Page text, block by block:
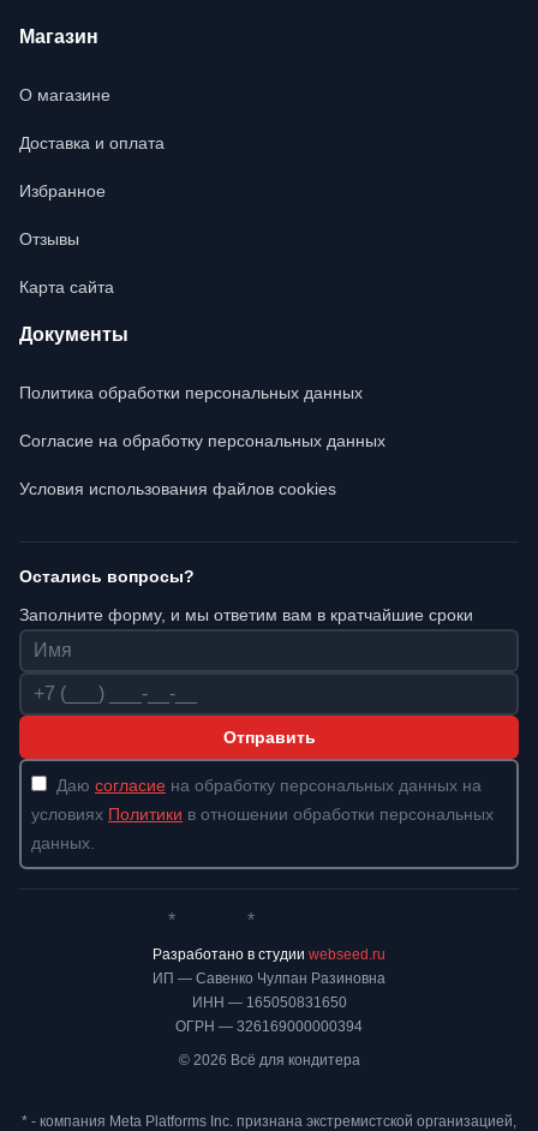
Магазин
О магазине
Доставка и оплата
Избранное
Отзывы
Карта сайта
Документы
Политика обработки персональных данных
Согласие на обработку персональных данных
Условия использования файлов cookies
Остались вопросы?
Заполните форму, и мы ответим вам в кратчайшие сроки
Имя
Телефон
Отправить
Даю согласие на обработку персональных данных на
условиях Политики в отношении обработки персональных
данных.
ИП — Савенко Чулпан Разиновна
ИНН — 165050831650
ОГРН — 326169000000394
© 2026 Всё для кондитера
* *
Разработано в студии webseed.ru
* - компания Meta Platforms Inc. признана экстремистской организацией,